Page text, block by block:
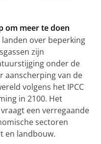
om meer te doen
over beperking
zijn
onder de
aanscherping van de
volgens het IPCC
in 2100. Het
een verregaande
sectoren
en landbouw.